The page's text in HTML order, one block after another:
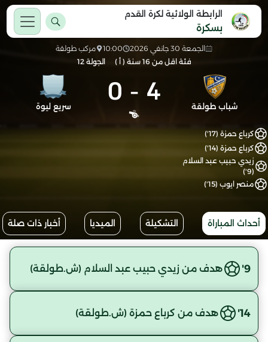
الرابطة الولائية لكرة القدم
بسكرة
الجمعة 30 جانفي 2026 10:00
مركب طولقة
فئة اقل من 16 سنة ( أ )
الجولة 12
شباب طولقة 4
-
0 سريع ليوة
كرباع حمزة (17')
كرباع حمزة (14')
زيدي حبيب عبد السلام
(9')
منصر ايوب (15')
أحداث المباراة التشكيلة الميديا أخبار ذات صلة
9' هدف من زيدي حبيب عبد السلام (ش.طولقة)
14' هدف من كرباع حمزة (ش.طولقة)